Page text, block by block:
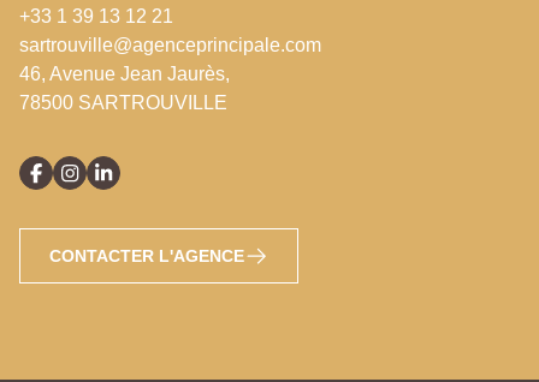
+33 1 39 13 12 21
sartrouville@agenceprincipale.com
46, Avenue Jean Jaurès,
78500 SARTROUVILLE
CONTACTER L'AGENCE